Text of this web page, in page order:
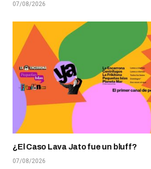
07/08/2026
¿El Caso Lava Jato fue un bluff?
07/08/2026